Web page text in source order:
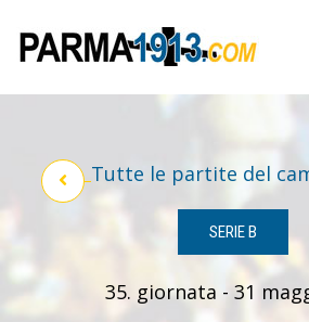
Tutte le partite del
SERIE B
35. giornata - 31